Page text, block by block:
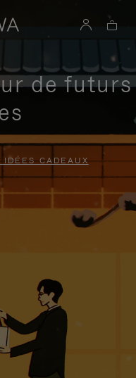
de futurs
CADEAUX